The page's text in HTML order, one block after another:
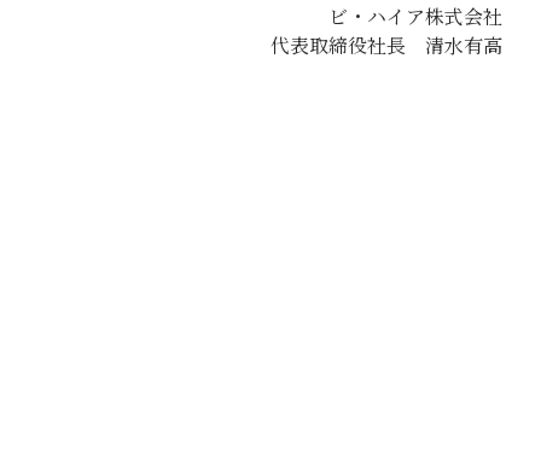
ビ・ハイア株式会社
代表取締役社長 清水有高